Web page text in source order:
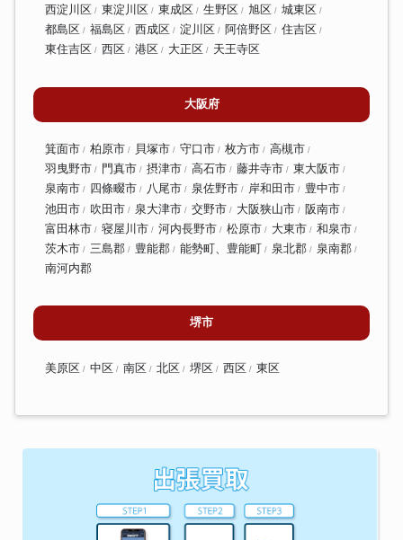
西淀川区
東淀川区 東成区 生野区 旭区
城東区
都島区
福島区 西成区 淀川区 阿倍野区
住吉区
東住吉区
西区 港区 大正区 天王寺区
大阪府
箕面市 柏原市 貝塚市 守口市 枚方市
高槻市
羽曳野市
門真市 摂津市 高石市 藤井寺市
東大阪市
泉南市
四條畷市 八尾市 泉佐野市 岸和田市
豊中市
池田市
吹田市 泉大津市 交野市 大阪狭山市
阪南市
富田林市
寝屋川市 河内長野市 松原市 大東市
和泉市
茨木市
三島郡 豊能郡 能勢町、豊能町 泉北郡
泉南郡
南河内郡
堺市
美原区 中区 南区 北区 堺区 西区 東区